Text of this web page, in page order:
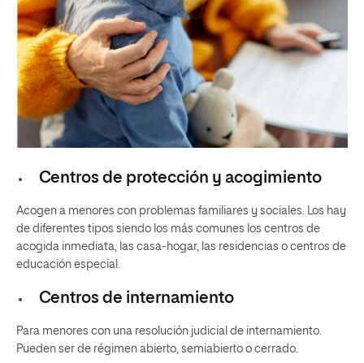
Centros de protección y acogimiento
Acogen a menores con problemas familiares y sociales. Los hay
de diferentes tipos siendo los más comunes los centros de
acogida inmediata, las casa-hogar, las residencias o centros de
educación especial.
Centros de internamiento
Para menores con una resolución judicial de internamiento.
Pueden ser de régimen abierto, semiabierto o cerrado.